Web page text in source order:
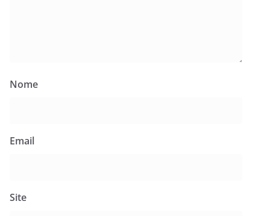
Nome
Email
Site